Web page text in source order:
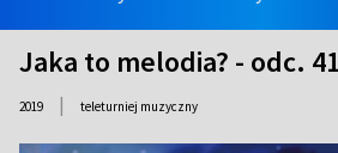
Jaka to melodia? - odc.
2019 | teleturniej muzyczny